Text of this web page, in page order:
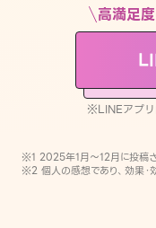
※LINEアプリ内のサービスページ
高満足
※LINEアプリ
※1 2025年1月〜12月に投稿さ
※2 個人の感想であり、効果・